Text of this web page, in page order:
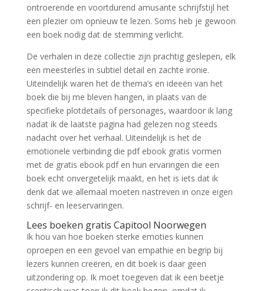
ontroerende en voortdurend amusante schrijfstijl het
een plezier om opnieuw te lezen. Soms heb je gewoon
een boek nodig dat de stemming verlicht.
De verhalen in deze collectie zijn prachtig geslepen, elk
een meesterles in subtiel detail en zachte ironie.
Uiteindelijk waren het de thema’s en ideeën van het
boek die bij me bleven hangen, in plaats van de
specifieke plotdetails of personages, waardoor ik lang
nadat ik de laatste pagina had gelezen nog steeds
nadacht over het verhaal. Uiteindelijk is het de
emotionele verbinding die pdf ebook gratis vormen
met de gratis ebook pdf en hun ervaringen die een
boek echt onvergetelijk maakt, en het is iets dat ik
denk dat we allemaal moeten nastreven in onze eigen
schrijf- en leeservaringen.
Lees boeken gratis Capitool Noorwegen
Ik hou van hoe boeken sterke emoties kunnen
oproepen en een gevoel van empathie en begrip bij
lezers kunnen creëren, en dit boek is daar geen
uitzondering op. Ik moet toegeven dat ik een beetje